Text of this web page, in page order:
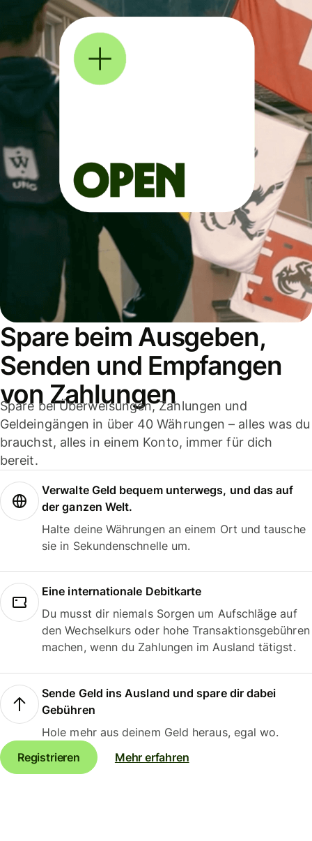
Spare beim Ausgeben,
Senden und Empfangen
von Zahlungen
Spare bei Überweisungen, Zahlungen und
Geldeingängen in über 40 Währungen – alles was du
brauchst, alles in einem Konto, immer für dich
bereit.
Verwalte Geld bequem unterwegs, und das auf
der ganzen Welt.
Halte deine Währungen an einem Ort und tausche
sie in Sekundenschnelle um.
Eine internationale Debitkarte
Du musst dir niemals Sorgen um Aufschläge auf
den Wechselkurs oder hohe Transaktionsgebühren
machen, wenn du Zahlungen im Ausland tätigst.
Sende Geld ins Ausland und spare dir dabei
Gebühren
Hole mehr aus deinem Geld heraus, egal wo.
Registrieren
Mehr erfahren